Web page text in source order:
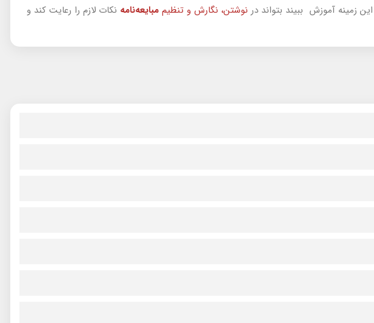
زمینه آموزش ببیند بتواند در نوشتن، نگارش و تنظیم مبایعه‌نامه نکات لازم را رعایت کند و